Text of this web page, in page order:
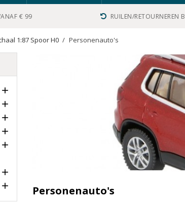
€ 99 RUILEN/RETOURNEREN
1:87 Spoor H0 Personenauto's






 Personenauto's